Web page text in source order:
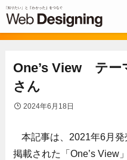
One’s View テ
さん
2024年6月18日
本記事は、2021年6月
掲載された「One’s View